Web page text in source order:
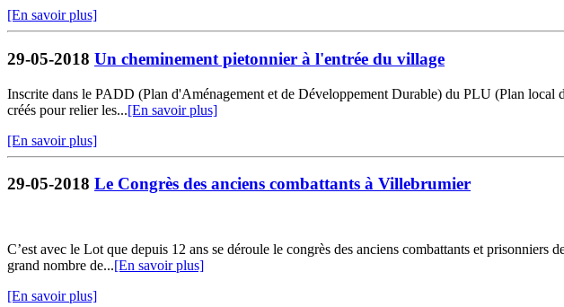
[En savoir plus]
29-05-2018 Un cheminement pietonnier à l'entrée du village
Inscrite dans le PADD (Plan d'Aménagement et de Développement Durable) du PLU (Plan local
créés pour relier les...[En savoir plus]
[En savoir plus]
29-05-2018 Le Congrès des anciens combattants à Villebrumier
C’est avec le Lot que depuis 12 ans se déroule le congrès des anciens combattants et
grand nombre de...[En savoir plus]
[En savoir plus]